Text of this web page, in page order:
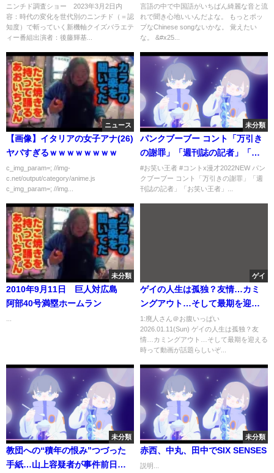
SP 3月2日
ニンチド調査ショー 2023年3月2日内
容：時代の変化を世代別のニンチド（＝認
知度）で斬っていく新機軸クイズバラエテ
ィー番組出演者：後藤輝基...
言語の中で中国語がいちばん綺麗な音と流
れで聞き心地いいんだよな。 もっとポッ
プなChinese songないかな。 覚えたい
な。 &#x25...
ニュース
【画像】イタリアの女子アナ(26)
ヤバすぎるｗｗｗｗｗｗｗｗ
c_img_param=; //img-
c.net/output/category/anime.js
c_img_param=; //img...
未分類
パンクブーブー コント「万引き
の謝罪」「週刊誌の記者」「お
笑い王者」
#お笑い王者 #コントx漫才2022NEW パン
クブーブー コント「万引きの謝罪」「週
刊誌の記者」「お笑い王者」...
未分類
2010年9月11日 巨人対広島
阿部40号満塁ホームラン
ゲイ
ゲイの人生は孤独？友情…カミ
ングアウト…そして最期を迎え
る時
1:廃人さん＠お腹いっぱい
2026.01.11(Sun) ゲイの人生は孤独？友
情…カミングアウト…そして最期を迎える
時って動画が話題らしいぞ...
未分類
教団への“積年の恨み”つづった
手紙…山上容疑者が事件前日
未分類
赤西、中丸、田中でSIX SENSES
説明...